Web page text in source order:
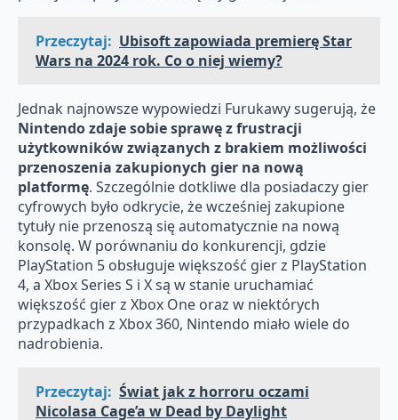
Przeczytaj: Ubisoft zapowiada premierę Star
Wars na 2024 rok. Co o niej wiemy?
Jednak najnowsze wypowiedzi Furukawy sugerują, że
Nintendo zdaje sobie sprawę z frustracji
użytkowników związanych z brakiem możliwości
przenoszenia zakupionych gier na nową
platformę. Szczególnie dotkliwe dla posiadaczy gier
cyfrowych było odkrycie, że wcześniej zakupione
tytuły nie przenoszą się automatycznie na nową
konsolę. W porównaniu do konkurencji, gdzie
PlayStation 5 obsługuje większość gier z PlayStation
4, a Xbox Series S i X są w stanie uruchamiać
większość gier z Xbox One oraz w niektórych
przypadkach z Xbox 360, Nintendo miało wiele do
nadrobienia.
Przeczytaj: Świat jak z horroru oczami
Nicolasa Cage’a w Dead by Daylight